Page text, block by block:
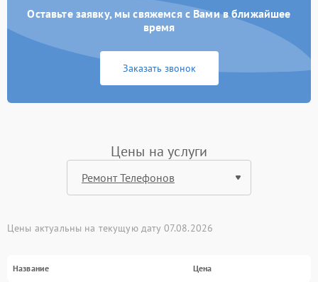
Оставьте заявку, мы свяжемся с Вами в ближайшее
время
Заказать звонок
Цены на услуги
Цены актуальны на текущую дату 07.08.2026
Название Цена